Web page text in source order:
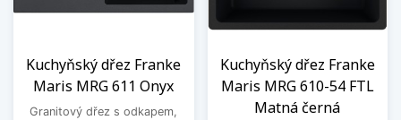
Kuchyňský dřez Franke
Maris MRG 611 Onyx
Granitový dřez s odkapem,
Kuchyňský dřez Franke
Maris MRG 610-54 FTL
Matná černá